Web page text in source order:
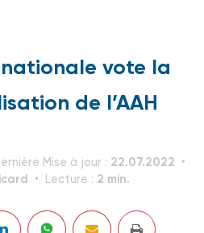
nationale vote la
de l’AAH
Mise à jour : 22.07.2022
Lecture : 2 min.